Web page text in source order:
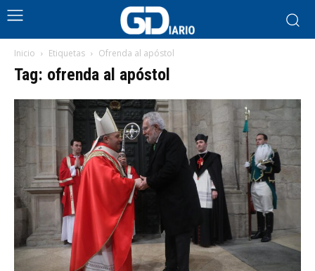
Inicio Etiquetas Ofrenda al apóstol
Tag: ofrenda al apóstol